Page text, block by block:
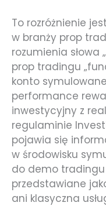
To rozróżnienie
w branży prop
rozumienia słowa
prop tradingu
konto
performance
inwestycyjny z
regulaminie
pojawia się
w środowisku
do demo tradingu
przedstawiane
ani klasyczna